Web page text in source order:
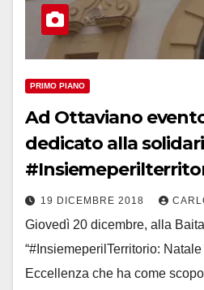
PRIMO PIANO
Ad Ottaviano
dedicato alla
19 DICEMBRE 2018
Giovedì 20 dicembre, alla
“#InsiemeperilTerritorio: Natale
Eccellenza che ha come